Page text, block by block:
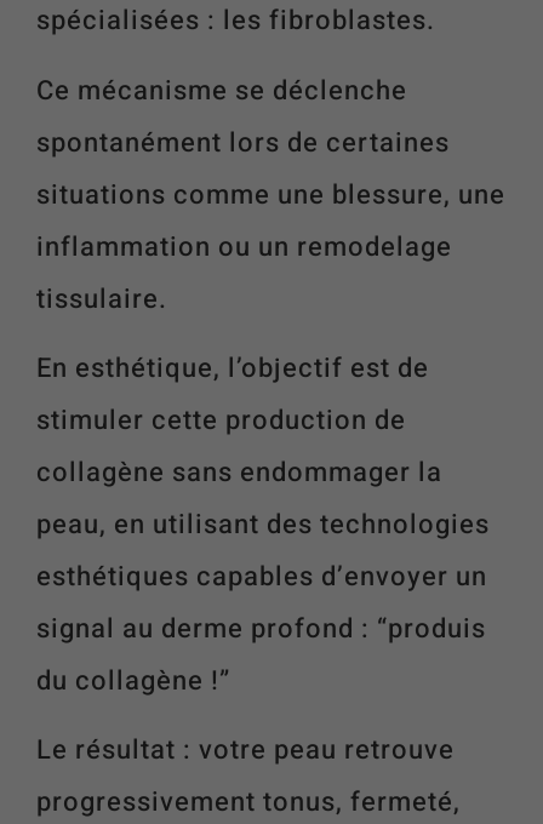
spécialisées : les fibroblastes.
Ce mécanisme se déclenche
spontanément lors de certaines
situations comme une blessure, une
inflammation ou un remodelage
tissulaire.
En esthétique, l’objectif est de
stimuler cette production de
collagène sans endommager la
peau, en utilisant des technologies
esthétiques capables d’envoyer un
signal au derme profond : “produis
du collagène !”
Le résultat : votre peau retrouve
progressivement tonus, fermeté,